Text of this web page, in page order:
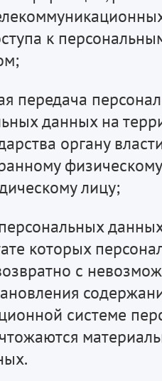
к
передача
данных на
органу
лицу;
которых
с
системе